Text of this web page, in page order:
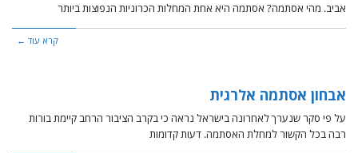
אביב. מהי אסתמה? אסתמה היא אחת המחלות הכרוניות הנפוצות ביותר
קרא עוד ←
אבחון אסתמה אלרגית
על פי סקר שנערך לאחרונה בישראל נראה כי בקרב הציבור הרחב קיימת בורות
רבה בכל הקשור למחלת האסתמה. דעות קדומות